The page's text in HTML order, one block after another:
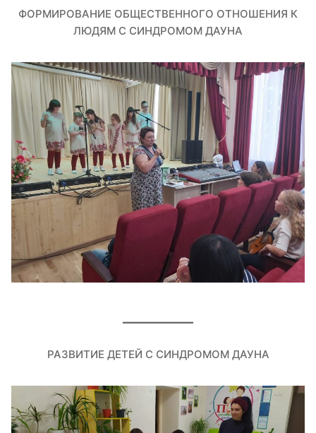
ФОРМИРОВАНИЕ ОБЩЕСТВЕННОГО ОТНОШЕНИЯ К
ЛЮДЯМ С СИНДРОМОМ ДАУНА
РАЗВИТИЕ ДЕТЕЙ С СИНДРОМОМ ДАУНА